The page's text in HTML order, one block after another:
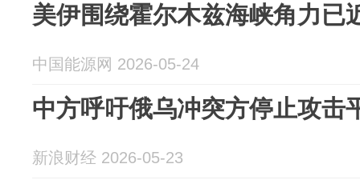
美伊围绕霍尔木兹海峡角力已
中国能源网 2026-05-24
中方呼吁俄乌冲突方停止攻击
新浪财经 2026-05-23